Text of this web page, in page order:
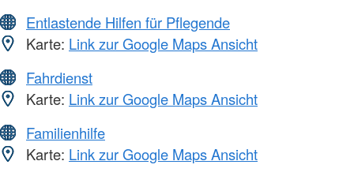
Entlastende Hilfen für Pflegende
Karte: Link zur Google Maps Ansicht
Fahrdienst
Karte: Link zur Google Maps Ansicht
Familienhilfe
Karte: Link zur Google Maps Ansicht